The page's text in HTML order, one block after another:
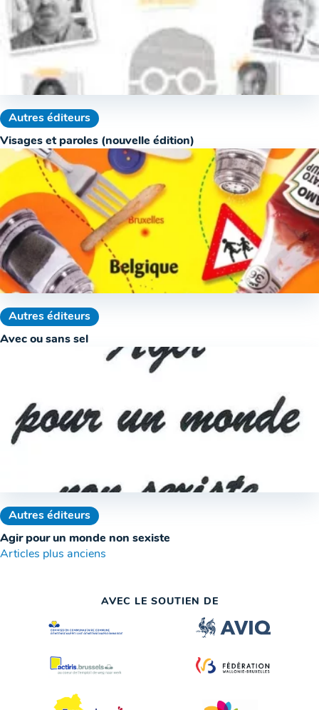
Autres éditeurs
Visages et paroles (nouvelle édition)
Autres éditeurs
Avec ou sans sel
Autres éditeurs
Agir pour un monde non sexiste
Navigation
articles
Articles plus anciens
AVEC LE SOUTIEN DE